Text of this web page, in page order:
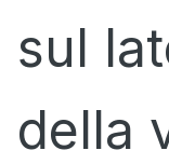
sul
della